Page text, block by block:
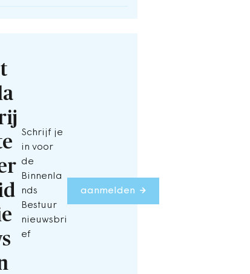
Schrijf je
in voor
de
Binnenla
nds
Bestuur
nieuwsbri
ef
aanmelden